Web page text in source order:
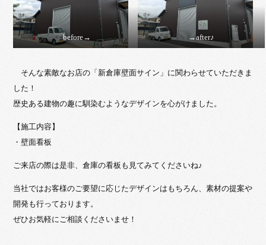
before→ →after♪
そんな素敵なお店の「新倉庫壁面サイン」に関わらせていただきま
した！
歴史ある建物の趣に馴染むようなデザインを心がけました。
【施工内容】
・壁面看板
ご来店の際は是非、倉庫の看板も見てみてくださいね♪
当社ではお客様のご要望に応じたデザインはもちろん、素材の提案や
開発も行っております。
ぜひお気軽にご相談くださいませ！